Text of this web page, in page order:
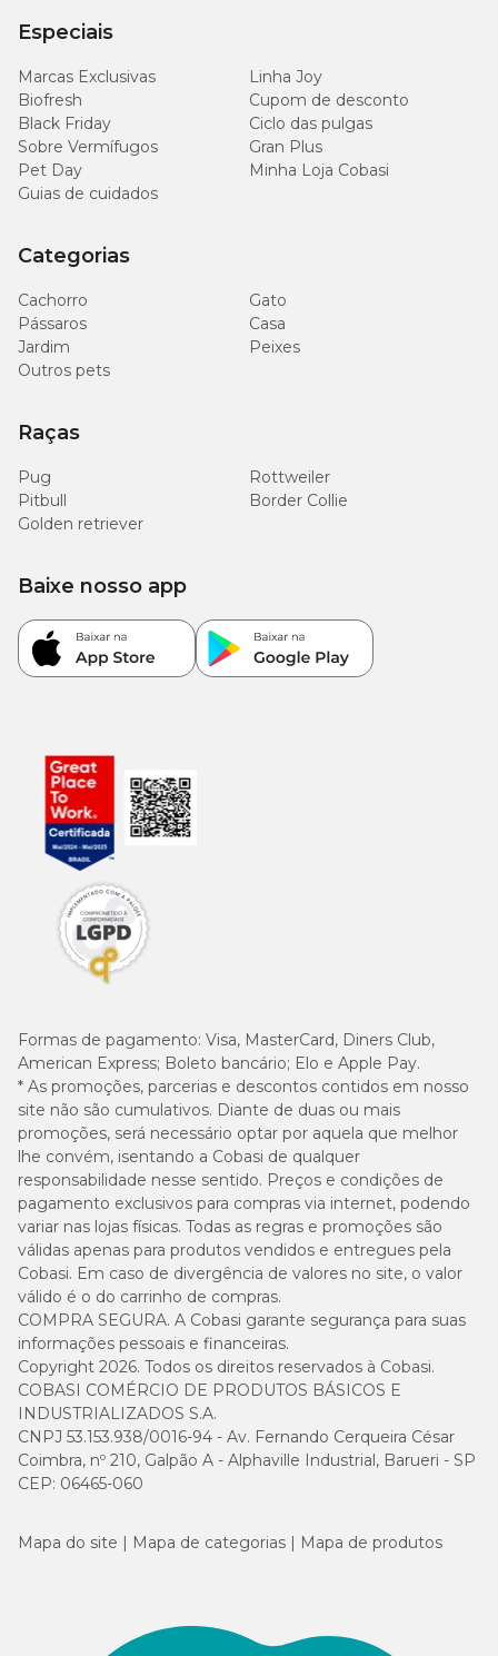
Especiais
Marcas Exclusivas
Linha Joy
Biofresh
Cupom de desconto
Black Friday
Ciclo das pulgas
Sobre Vermífugos
Gran Plus
Pet Day
Minha Loja Cobasi
Guias de cuidados
Categorias
Cachorro
Gato
Pássaros
Casa
Jardim
Peixes
Outros pets
Raças
Pug
Rottweiler
Pitbull
Border Collie
Golden retriever
Formas de pagamento: Visa, MasterCard, Diners Club,
American Express; Boleto bancário; Elo e Apple Pay.
* As promoções, parcerias e descontos contidos em nosso
site não são cumulativos. Diante de duas ou mais
promoções, será necessário optar por aquela que melhor
lhe convém, isentando a Cobasi de qualquer
responsabilidade nesse sentido. Preços e condições de
pagamento exclusivos para compras via internet, podendo
variar nas lojas físicas. Todas as regras e promoções são
válidas apenas para produtos vendidos e entregues pela
Cobasi. Em caso de divergência de valores no site, o valor
válido é o do carrinho de compras.
COMPRA SEGURA. A Cobasi garante segurança para suas
informações pessoais e financeiras.
Copyright 2026. Todos os direitos reservados à Cobasi.
COBASI COMÉRCIO DE PRODUTOS BÁSICOS E
INDUSTRIALIZADOS S.A.
CNPJ 53.153.938/0016-94 - Av. Fernando Cerqueira César
Coimbra, nº 210, Galpão A - Alphaville Industrial, Barueri - SP
CEP: 06465-060
Baixe nosso app
Mapa do site Mapa de categorias Mapa de produtos